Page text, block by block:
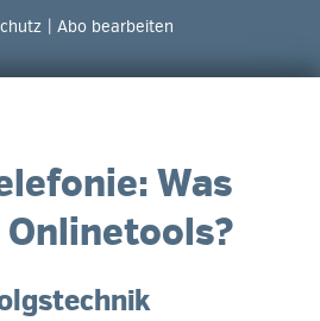
überspringen
Abo bearbeiten
Was